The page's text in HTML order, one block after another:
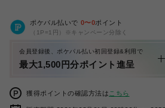
ポケパル払いで 0〜0ポイント
（1P=1円）※キャンペーン分除く
会員登録後、ポケパル払い初回登録&利用で
最大1,500円分ポイント進呈
獲得ポイントの確認方法は こちら